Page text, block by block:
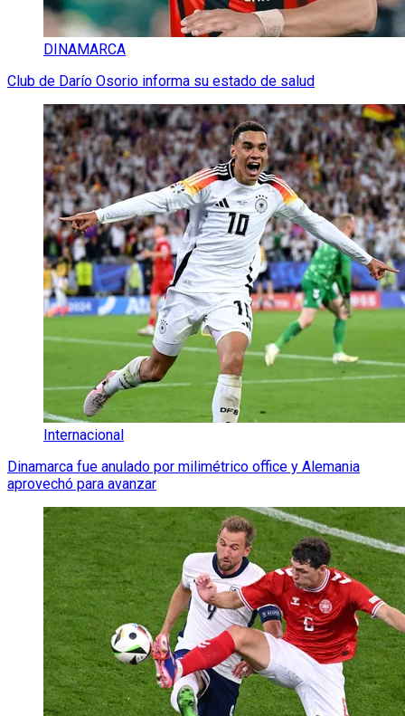
DINAMARCA
Club de Darío Osorio informa su estado de salud
Internacional
Dinamarca fue anulado por milimétrico office y Alemania
aprovechó para avanzar